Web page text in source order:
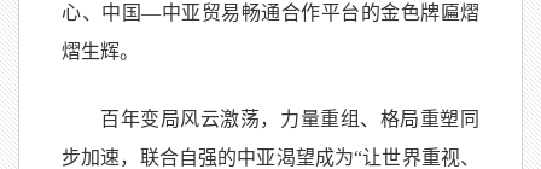
心、中国—中亚贸易畅通合作平台的金色牌匾熠
熠生辉。
百年变局风云激荡，力量重组、格局重塑同
步加速，联合自强的中亚渴望成为“让世界重视、